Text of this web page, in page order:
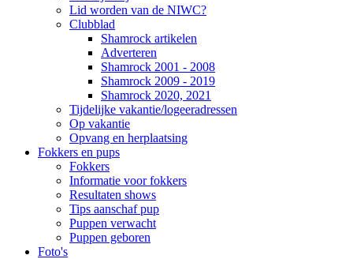
Lid worden van de NIWC?
Clubblad
Shamrock artikelen
Adverteren
Shamrock 2001 - 2008
Shamrock 2009 - 2019
Shamrock 2020, 2021
Tijdelijke vakantie/logeeradressen
Op vakantie
Opvang en herplaatsing
Fokkers en pups
Fokkers
Informatie voor fokkers
Resultaten shows
Tips aanschaf pup
Puppen verwacht
Puppen geboren
Foto's